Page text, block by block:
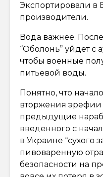
Экспортировали в
производители.
Вода важнее.
“Оболонь” уйдет с
чтобы военные
питьевой воды.
Понятно, что
вторжения эрефии
предыдущие
введенного с
в Украине “сухого
пивоваренную
безопасности на